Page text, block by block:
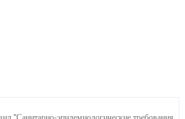
"Санитарно-эпидемиологические требования